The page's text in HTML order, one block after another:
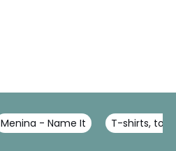
Menina - Name It T-shirts,